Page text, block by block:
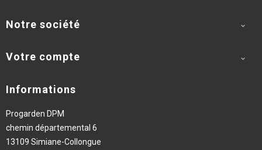
Notre société 
Votre compte 
Informations
Progarden DPM
chemin départemental 6
13109 Simiane-Collongue